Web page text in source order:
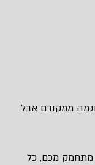
ממקודם אבל
מתחמק מכם, כל